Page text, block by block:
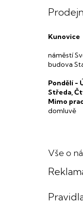
Kunovice
náměstí
budova
Pondělí -
Středa,
Mimo
domluvě
Vše o